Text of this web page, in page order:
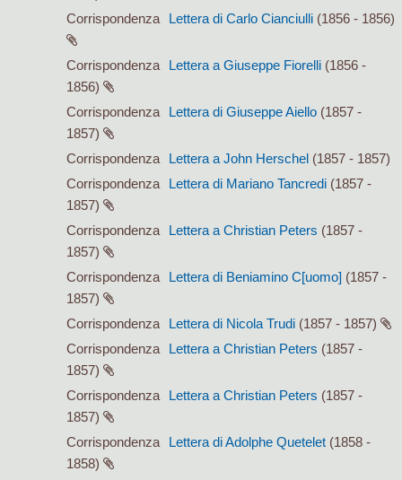
Corrispondenza
Lettera di Carlo Cianciulli (1856 - 1856)
Corrispondenza Lettera a Giuseppe Fiorelli (1856 -
1856)
Corrispondenza
Lettera di Giuseppe Aiello (1857 -
1857)
Corrispondenza
Lettera a John Herschel (1857 - 1857)
Corrispondenza
Lettera di Mariano Tancredi (1857 -
1857)
Corrispondenza
Lettera a Christian Peters (1857 -
1857)
Corrispondenza
Lettera di Beniamino C[uomo] (1857 -
1857)
Corrispondenza
Lettera di Nicola Trudi (1857 - 1857)
Corrispondenza
Lettera a Christian Peters (1857 -
1857)
Corrispondenza
Lettera a Christian Peters (1857 -
1857)
Corrispondenza
Lettera di Adolphe Quetelet (1858 -
1858)